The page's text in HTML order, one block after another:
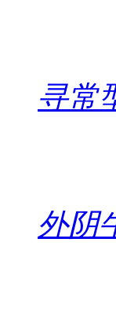
寻常
外阴